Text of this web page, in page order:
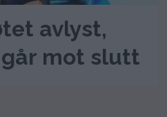
avlyst,
mot slutt